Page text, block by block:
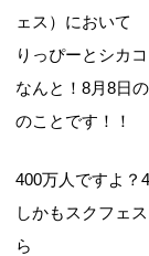
ェス）において
りっぴーとシカ
なんと！8月8日
のことです！！
400万人ですよ？
しかもスクフェ
ら